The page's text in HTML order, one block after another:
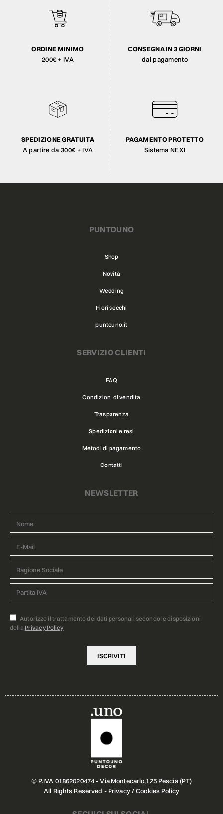
ORDINE MINIMO
200€ + IVA
CONSEGNA IN 3 GIORNI
dal pagamento
SPEDIZIONE GRATUITA
A partire da 300€ + IVA
PAGAMENTO PROTETTO
Sistema NEXI
PUNTOUNO
Shop
Novità
Wedding
Fiori secchi
puntouno.it
SERVIZIO CLIENTI
FAQ
Condizioni di vendita
Trasparenza
Spedizioni e resi
Metodi di pagamento
Contatti
NEWSLETTER
Autorizzo il trattamento dei dati personali secondo le disposizioni
della Privacy Policy
© P.IVA 01862020474 - Via Montecarlo,125 Pescia (PT)
All Rights Reserved - Privacy/Cookies Policy